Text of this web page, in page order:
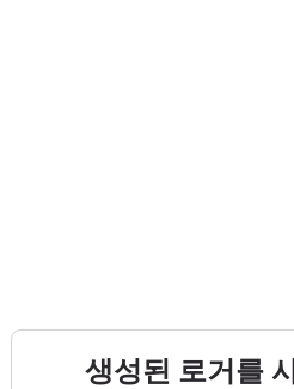
생성된 로거를